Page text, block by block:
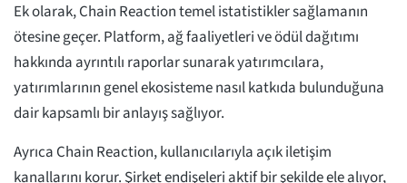
Ek olarak, Chain Reaction temel istatistikler sağlamanın
ötesine geçer. Platform, ağ faaliyetleri ve ödül dağıtımı
hakkında ayrıntılı raporlar sunarak yatırımcılara,
yatırımlarının genel ekosisteme nasıl katkıda bulunduğuna
dair kapsamlı bir anlayış sağlıyor.
Ayrıca Chain Reaction, kullanıcılarıyla açık iletişim
kanallarını korur. Şirket endişeleri aktif bir şekilde ele alıyor,